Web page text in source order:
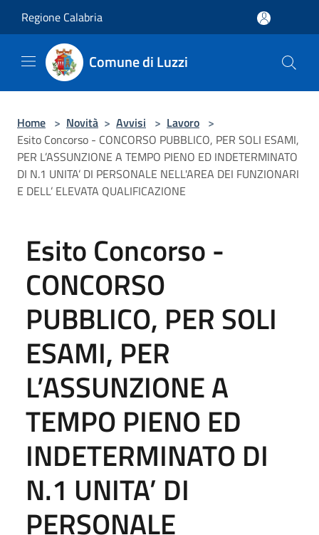
Regione Calabria
Comune di Luzzi
Home > Novità > Avvisi > Lavoro >
Esito Concorso - CONCORSO PUBBLICO, PER SOLI ESAMI,
PER L’ASSUNZIONE A TEMPO PIENO ED INDETERMINATO
DI N.1 UNITA’ DI PERSONALE NELL'AREA DEI FUNZIONARI
E DELL’ ELEVATA QUALIFICAZIONE
Esito Concorso -
CONCORSO
PUBBLICO, PER SOLI
ESAMI, PER
L’ASSUNZIONE A
TEMPO PIENO ED
INDETERMINATO DI
N.1 UNITA’ DI
PERSONALE